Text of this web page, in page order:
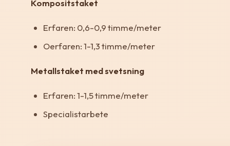
Kompositstaket
Erfaren: 0,6-0,9 timme/meter
Oerfaren: 1-1,3 timme/meter
Metallstaket med svetsning
Erfaren: 1-1,5 timme/meter
Specialistarbete